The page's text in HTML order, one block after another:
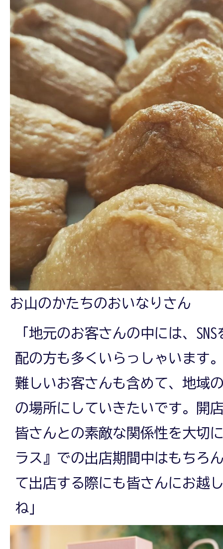
お山のかたちのおいなりさん
「地元のお客さんの中には、
配の方も多くいらっしゃいます
難しいお客さんも含めて、地域
の場所にしていきたいです。開
皆さんとの素敵な関係性を大切
ラス』での出店期間中はもちろ
て出店する際にも皆さんにお越
ね」